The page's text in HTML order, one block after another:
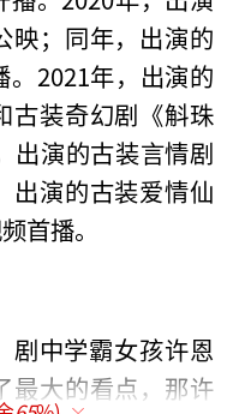
映；同年，出演的
2021年，出演的
古装奇幻剧《斛珠
出演的古装言情剧
出演的古装爱情仙
首播。
剧中学霸女孩许恩
最大的看点，那许